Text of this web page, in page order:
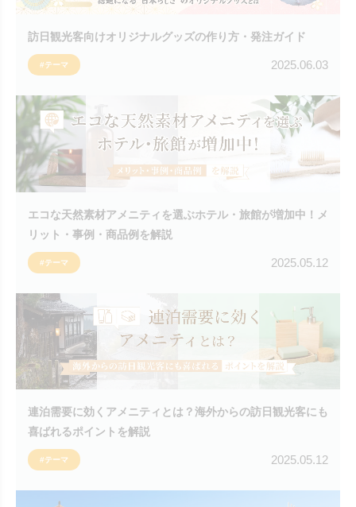
訪日観光客向けオリジナルグッズの作り方・発注ガイド
#テーマ 2025.06.03
エコな天然素材アメニティを選ぶホテル・旅館が増加中！メ
リット・事例・商品例を解説
#テーマ 2025.05.12
連泊需要に効くアメニティとは？海外からの訪日観光客にも
喜ばれるポイントを解説
#テーマ 2025.05.12